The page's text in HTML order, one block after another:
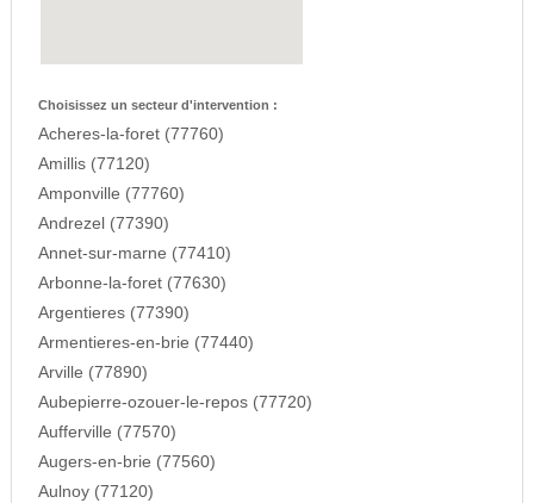
Choisissez un secteur d'intervention :
Acheres-la-foret (77760)
Amillis (77120)
Amponville (77760)
Andrezel (77390)
Annet-sur-marne (77410)
Arbonne-la-foret (77630)
Argentieres (77390)
Armentieres-en-brie (77440)
Arville (77890)
Aubepierre-ozouer-le-repos (77720)
Aufferville (77570)
Augers-en-brie (77560)
Aulnoy (77120)